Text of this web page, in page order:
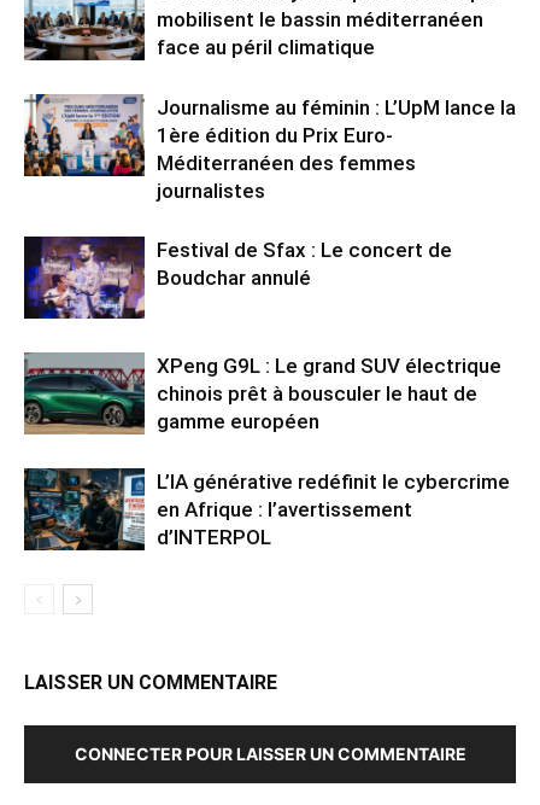
mobilisent le bassin méditerranéen
face au péril climatique
Journalisme au féminin : L’UpM lance la
1ère édition du Prix Euro-
Méditerranéen des femmes
journalistes
Festival de Sfax : Le concert de
Boudchar annulé
XPeng G9L : Le grand SUV électrique
chinois prêt à bousculer le haut de
gamme européen
L’IA générative redéfinit le cybercrime
en Afrique : l’avertissement
d’INTERPOL
LAISSER UN COMMENTAIRE
CONNECTER POUR LAISSER UN COMMENTAIRE